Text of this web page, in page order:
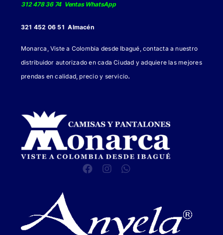
312 478 36 74 Ventas WhatsApp
321 452 06 51 Almacén
Monarca, Viste a Colombia desde Ibagué, contacta a nuestro
distribuidor autorizado en cada Ciudad y adquiere las mejores
prendas en calidad, precio y servicio.